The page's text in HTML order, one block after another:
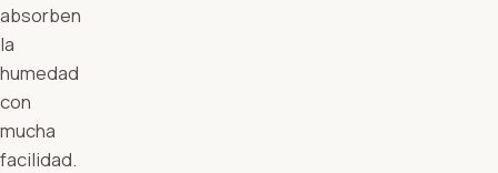
absorben
la
humedad
con
mucha
facilidad.